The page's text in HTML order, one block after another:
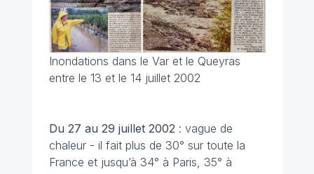
Inondations dans le Var et le Queyras
entre le 13 et le 14 juillet 2002
Du 27 au 29 juillet 2002 : vague de
chaleur - il fait plus de 30° sur toute la
France et jusqu’à 34° à Paris, 35° à